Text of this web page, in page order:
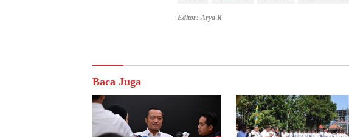
Editor: Arya R
Baca Juga